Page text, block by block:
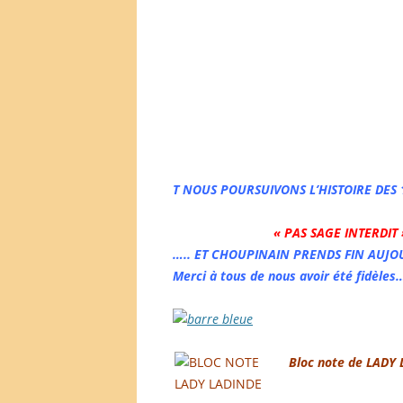
T NOUS POURSUIVONS L’HISTOIRE
« PAS SAGE INTERDIT
….. ET CHOUPINAIN PRENDS FIN
Merci à tous de nous avoir été
Bloc note de LADY